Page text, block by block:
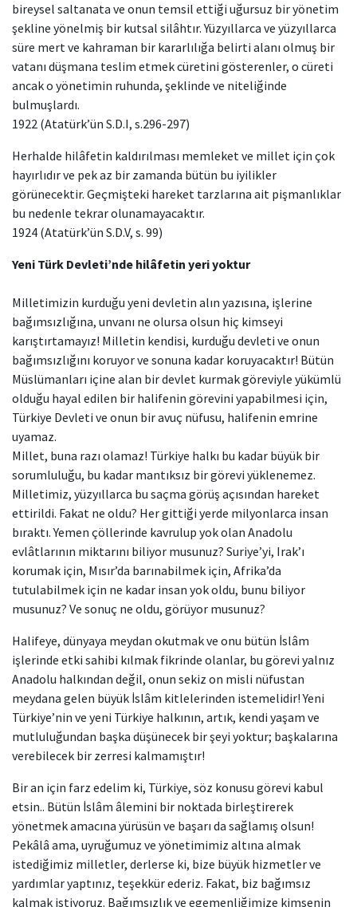
bireysel saltanata ve onun temsil ettiği uğursuz bir yönetim
şekline yönelmiş bir kutsal silâhtır. Yüzyıllarca ve yüzyıllarca
süre mert ve kahraman bir kararlılığa belirti alanı olmuş bir
vatanı düşmana teslim etmek cüretini gösterenler, o cüreti
ancak o yönetimin ruhunda, şeklinde ve niteliğinde
bulmuşlardı.
1922 (Atatürk’ün S.D.I, s.296-297)
Herhalde hilâfetin kaldırılması memleket ve millet için çok
hayırlıdır ve pek az bir zamanda bütün bu iyilikler
görünecektir. Geçmişteki hareket tarzlarına ait pişmanlıklar
bu nedenle tekrar olunamayacaktır.
1924 (Atatürk’ün S.D.V, s. 99)
Yeni Türk Devleti’nde hilâfetin yeri yoktur
Milletimizin kurduğu yeni devletin alın yazısına, işlerine
bağımsızlığına, unvanı ne olursa olsun hiç kimseyi
karıştırtamayız! Milletin kendisi, kurduğu devleti ve onun
bağımsızlığını koruyor ve sonuna kadar koruyacaktır! Bütün
Müslümanları içine alan bir devlet kurmak göreviyle yükümlü
olduğu hayal edilen bir halifenin görevini yapabilmesi için,
Türkiye Devleti ve onun bir avuç nüfusu, halifenin emrine
uyamaz.
Millet, buna razı olamaz! Türkiye halkı bu kadar büyük bir
sorumluluğu, bu kadar mantıksız bir görevi yüklenemez.
Milletimiz, yüzyıllarca bu saçma görüş açısından hareket
ettirildi. Fakat ne oldu? Her gittiği yerde milyonlarca insan
bıraktı. Yemen çöllerinde kavrulup yok olan Anadolu
evlâtlarının miktarını biliyor musunuz? Suriye’yi, Irak’ı
korumak için, Mısır’da barınabilmek için, Afrika’da
tutulabilmek için ne kadar insan yok oldu, bunu biliyor
musunuz? Ve sonuç ne oldu, görüyor musunuz?
Halifeye, dünyaya meydan okutmak ve onu bütün İslâm
işlerinde etki sahibi kılmak fikrinde olanlar, bu görevi yalnız
Anadolu halkından değil, onun sekiz on misli nüfustan
meydana gelen büyük İslâm kitlelerinden istemelidir! Yeni
Türkiye’nin ve yeni Türkiye halkının, artık, kendi yaşam ve
mutluluğundan başka düşünecek bir şeyi yoktur; başkalarına
verebilecek bir zerresi kalmamıştır!
Bir an için farz edelim ki, Türkiye, söz konusu görevi kabul
etsin.. Bütün İslâm âlemini bir noktada birleştirerek
yönetmek amacına yürüsün ve başarı da sağlamış olsun!
Pekâlâ ama, uyruğumuz ve yönetimimiz altına almak
istediğimiz milletler, derlerse ki, bize büyük hizmetler ve
yardımlar yaptınız, teşekkür ederiz. Fakat, biz bağımsız
kalmak istiyoruz. Bağımsızlık ve egemenliğimize kimsenin